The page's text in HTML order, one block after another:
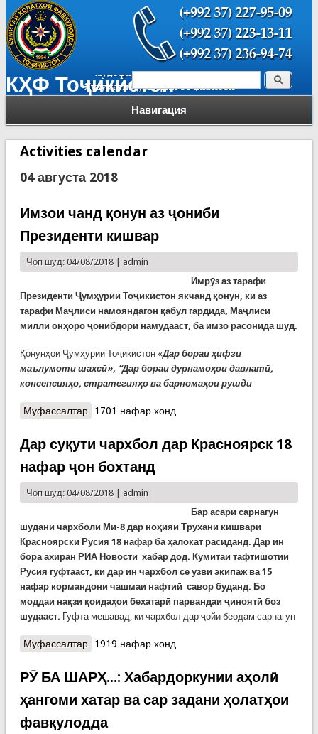
КҲФ Тоҷикистон
Навигация
Форма поиска Поиск
Activities calendar
04 августа 2018
Имзои чанд қонун аз ҷониби
Президенти кишвар
Чоп шуд: 04/08/2018 | admin
Имрӯз аз тарафи
Президенти Ҷумҳурии Тоҷикистон якчанд қонун, ки аз
тарафи Маҷлиси намояндагон қабул гардида, Маҷлиси
миллӣ онҳоро ҷонибдорӣ намудааст, ба имзо расонида шуд.
Қонунҳои Ҷумҳурии Тоҷикистон «Дар бораи ҳифзи
маълумоти шахсӣ», “Дар бораи дурнамоҳои давлатӣ,
консепсияҳо, стратегияҳо ва барномаҳои рушди
Муфассалтаро Имзои чанд қонун аз ҷониби Президенти
1701 нафар хонд
Дар суқути чархбол дар Красноярск 18
нафар ҷон бохтанд
Чоп шуд: 04/08/2018 | admin
Бар асари сарнагун
шудани чархболи Ми-8 дар ноҳияи Трухани кишвари
Красноярски Русия 18 нафар ба ҳалокат расиданд. Дар ин
бора ахиран РИА Новости хабар дод. Кумитаи тафтишотии
Русия гуфтааст, ки дар ин чархбол се узви экипаж ва 15
нафар кормандони чашмаи нафтиӣ савор буданд. Бо
моддаи нақзи қоидаҳои бехатарӣ парвандаи ҷиноятӣ боз
шудааст. Гуфта мешавад, ки чархбол дар ҷойи беодам сарнагун
Муфассалтаро Дар суқути чархбол дар Красноярск 18 нафар
1919 нафар хонд
РӮ БА ШАРҲ...: Хабардоркунии аҳолӣ
ҳангоми хатар ва сар задани ҳолатҳои
фавқулодда